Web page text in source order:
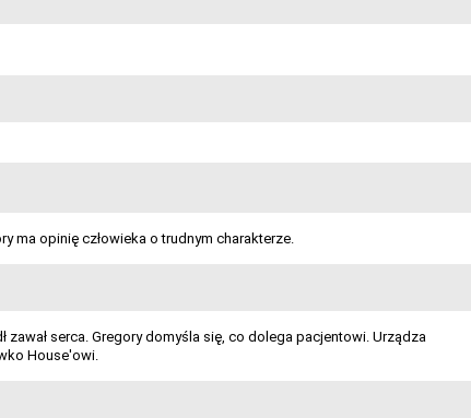
ma opinię człowieka o trudnym charakterze.
serca. Gregory domyśla się, co dolega pacjentowi. Urządza
House'owi.